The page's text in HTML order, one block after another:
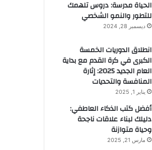
الحياة مدرسة: دروس تلهمك
للتطور والنمو الشخصي
ديسمبر 28, 2024
انطلاق الدوريات الخمسة
الكبرى في كرة القدم مع بداية
العام الجديد 2025: إثارة
المنافسة والتحديات
يناير 1, 2025
أفضل كتب الذكاء العاطفي:
دليلك لبناء علاقات ناجحة
وحياة متوازنة
مارس 21, 2025